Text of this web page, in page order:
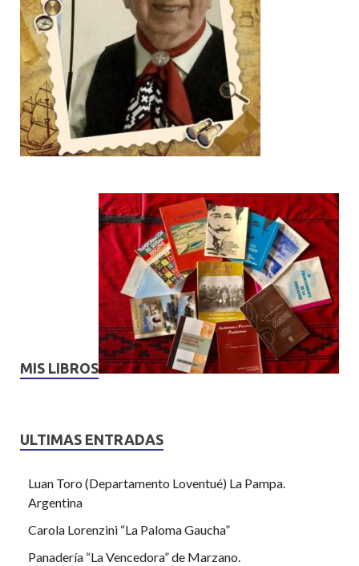
MIS LIBROS
ULTIMAS ENTRADAS
Luan Toro (Departamento Loventué) La Pampa.
Argentina
Carola Lorenzini “La Paloma Gaucha”
Panadería “La Vencedora” de Marzano.